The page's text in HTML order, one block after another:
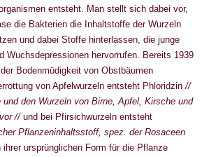
entsteht. Man stellt sich dabei vor,
die Bakterien die Inhaltstoffe der Wurzeln
und dabei Stoffe hinterlassen, die junge
Wuchsdepressionen hervorrufen. Bereits 1939
Bodenmüdigkeit von Obstbäumen
von Apfelwurzeln entsteht Phloridzin//
den Wurzeln von Birne, Apfel, Kirsche und
//und bei Pfirsichwurzeln entsteht
Pflanzeninhaltsstoff, spez. der Rosaceen
ursprünglichen Form für die Pflanze